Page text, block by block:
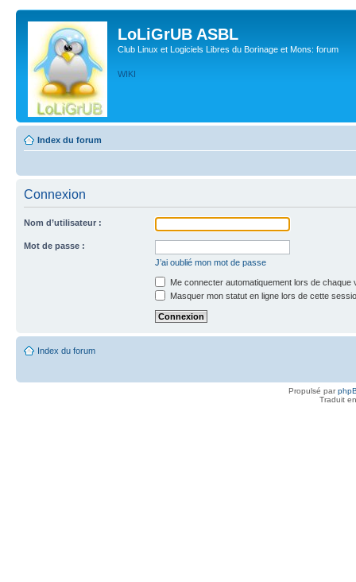
LoLiGrUB ASBL
Club Linux et Logiciels Libres du Borinage et Mons: forum
WIKI
Index du forum
Connexion
Nom d’utilisateur :
Mot de passe :
J’ai oublié mon mot de passe
Me connecter automatiquement lors de chaque
Masquer mon statut en ligne lors de cette
Index du forum
Propulsé par
Traduit